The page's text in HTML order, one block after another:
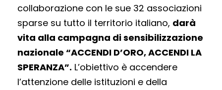
collaborazione con le sue 32 associazioni
sparse su tutto il territorio italiano, darà
vita alla campagna di sensibilizzazione
nazionale “ACCENDI D’ORO, ACCENDI LA
SPERANZA”. L’obiettivo è accendere
l’attenzione delle istituzioni e della